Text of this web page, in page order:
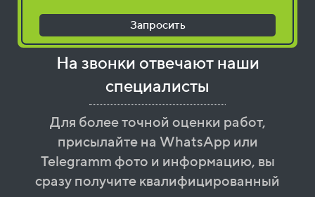
Запросить
На звонки отвечают наши
специалисты
Для более точной оценки работ,
присылайте на WhatsApp или
Telegramm фото и информацию, вы
сразу получите квалифицированный